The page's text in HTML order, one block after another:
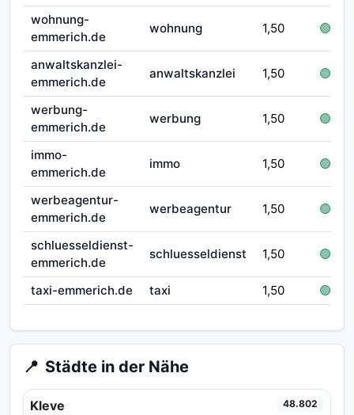
wohnung-
emmerich.de
wohnung 1,50 🟢 frei
anwaltskanzlei-
emmerich.de
anwaltskanzlei 1,50 🟢 frei
werbung-
emmerich.de
werbung 1,50 🟢 frei
immo-
emmerich.de
immo 1,50 🟢 frei
werbeagentur-
emmerich.de
werbeagentur 1,50 🟢 frei
schluesseldienst-
emmerich.de
schluesseldienst 1,50 🟢 frei
taxi-emmerich.de taxi 1,50 🟢 frei
📍 Städte in der Nähe
Kleve 48.802